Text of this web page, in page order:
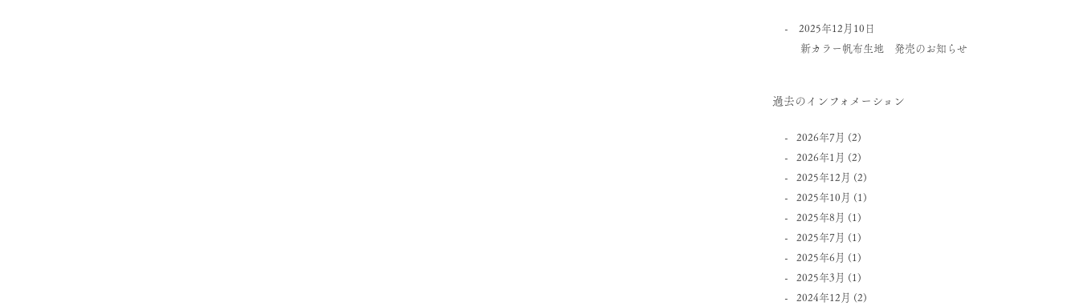
2025年12月10日
新カラー帆布生地 発売のお知らせ
過去のインフォメーション
2026年7月 (2)
2026年1月 (2)
2025年12月 (2)
2025年10月 (1)
2025年8月 (1)
2025年7月 (1)
2025年6月 (1)
2025年3月 (1)
2024年12月 (2)